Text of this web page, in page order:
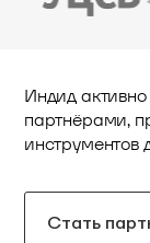
Индид
партнёрами,
инструментов
Стать